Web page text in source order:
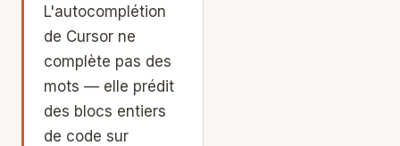
L'autocomplétion
de Cursor ne
complète pas des
mots — elle prédit
des blocs entiers
de code sur